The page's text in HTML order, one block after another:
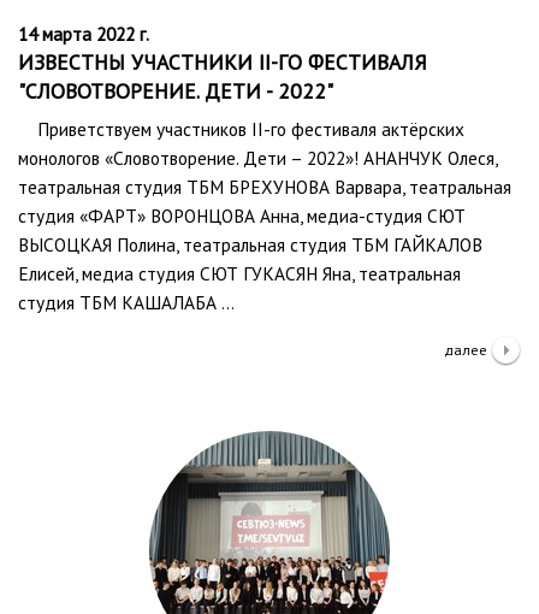
14 марта 2022 г.
ИЗВЕСТНЫ УЧАСТНИКИ II-ГО ФЕСТИВАЛЯ
"СЛОВОТВОРЕНИЕ. ДЕТИ - 2022"
Приветствуем участников II-го фестиваля актёрских
монологов «Словотворение. Дети – 2022»! АНАНЧУК Олеся,
театральная студия ТБМ БРЕХУНОВА Варвара, театральная
студия «ФАРТ» ВОРОНЦОВА Анна, медиа-студия СЮТ
ВЫСОЦКАЯ Полина, театральная студия ТБМ ГАЙКАЛОВ
Елисей, медиа студия СЮТ ГУКАСЯН Яна, театральная
студия ТБМ КАШАЛАБА …
далее